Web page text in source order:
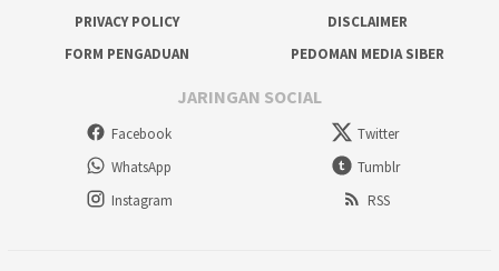
PRIVACY POLICY
DISCLAIMER
FORM PENGADUAN
PEDOMAN MEDIA SIBER
JARINGAN SOCIAL
Facebook
Twitter
WhatsApp
Tumblr
Instagram
RSS